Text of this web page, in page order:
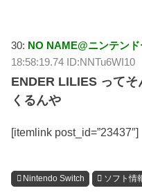
30: NO NAME@ニンテン
18:58:19.74 ID:NNTu6WI10
ENDER LILIES って
くるんや
[itemlink post_id=”23437″]
Nintendo Switch ソフト情